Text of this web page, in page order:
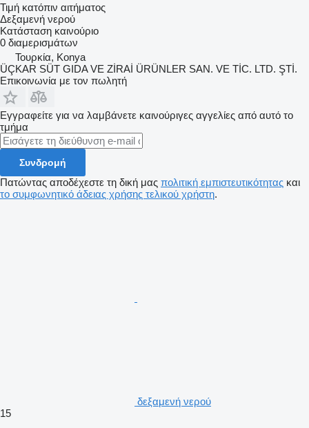
Τιμή κατόπιν αιτήματος
Δεξαμενή νερού
Κατάσταση καινούριο
0 διαμερισμάτων
Τουρκία, Konya
ÜÇKAR SÜT GIDA VE ZİRAİ ÜRÜNLER SAN. VE TİC. LTD. ŞTİ.
Επικοινωνία με τον πωλητή
Εγγραφείτε για να λαμβάνετε καινούριγες αγγελίες από αυτό το
τμήμα
Συνδρομή
Πατώντας αποδέχεστε τη δική μας πολιτική εμπιστευτικότητας και
το συμφωνητικό άδειας χρήσης τελικού χρήστη.
δεξαμενή νερού
15